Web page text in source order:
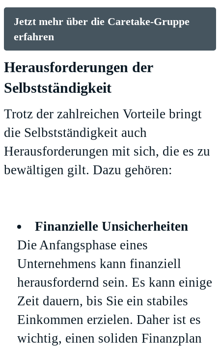
Jetzt mehr über die Caretake-Gruppe
erfahren
Herausforderungen der
Selbstständigkeit
Trotz der zahlreichen Vorteile bringt
die Selbstständigkeit auch
Herausforderungen mit sich, die es zu
bewältigen gilt. Dazu gehören:
Finanzielle Unsicherheiten
Die Anfangsphase eines
Unternehmens kann finanziell
herausfordernd sein. Es kann einige
Zeit dauern, bis Sie ein stabiles
Einkommen erzielen. Daher ist es
wichtig, einen soliden Finanzplan